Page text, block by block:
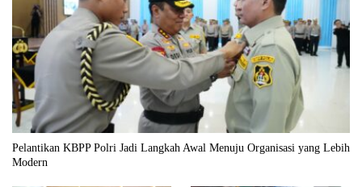
Pelantikan KBPP Polri Jadi Langkah Awal Menuju Organisasi yang Lebih
Modern